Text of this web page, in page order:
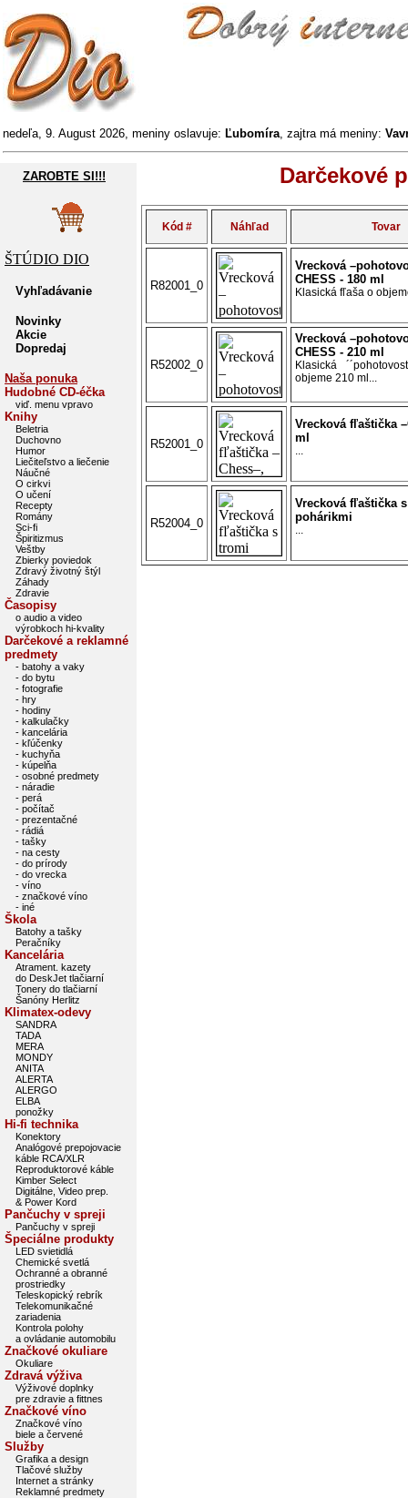
nedeľa, 9. August 2026, meniny oslavuje: Ľubomíra, zajtra má meniny:
ZAROBTE SI!!!
ŠTÚDIO DIO
Vyhľadávanie
Novinky
Akcie
Dopredaj
Naša ponuka
Hudobné CD-éčka
viď. menu vpravo
Knihy
Beletria
Duchovno
Humor
Liečiteľstvo a liečenie
Náučné
O cirkvi
O učení
Recepty
Romány
Sci-fi
Špiritizmus
Veštby
Zbierky poviedok
Zdravý životný štýl
Záhady
Zdravie
Časopisy
o audio a video
výrobkoch hi-kvality
Darčekové a reklamné
predmety
- batohy a vaky
- do bytu
- fotografie
- hry
- hodiny
- kalkulačky
- kancelária
- kľúčenky
- kuchyňa
- kúpelňa
- osobné predmety
- náradie
- perá
- počítač
- prezentačné
- rádiá
- tašky
- na cesty
- do prírody
- do vrecka
- víno
- značkové víno
- iné
Škola
Batohy a tašky
Peračníky
Kancelária
Atrament. kazety
do DeskJet tlačiarní
Tonery do tlačiarní
Šanóny Herlitz
Klimatex-odevy
SANDRA
TADA
MERA
MONDY
ANITA
ALERTA
ALERGO
ELBA
ponožky
Hi-fi technika
Konektory
Analógové prepojovacie
káble RCA/XLR
Reproduktorové káble
Kimber Select
Digitálne, Video prep.
& Power Kord
Pančuchy v spreji
Pančuchy v spreji
Špeciálne produkty
LED svietidlá
Chemické svetlá
Ochranné a obranné
prostriedky
Teleskopický rebrík
Telekomunikačné
zariadenia
Kontrola polohy
a ovládanie automobilu
Značkové okuliare
Okuliare
Zdravá výživa
Výživové doplnky
pre zdravie a fittnes
Značkové víno
Značkové víno
biele a červené
Služby
Grafika a design
Tlačové služby
Internet a stránky
Reklamné predmety
Darčekové
Kód # Náhľad Tovar
R82001_0
Vrecková
CHESS - 180 ml
Klasická fľaša o
R52002_0
Vrecková
CHESS - 210 ml
Klasická
objeme 210 ml...
R52001_0
Vrecková fľaštička
ml
...
R52004_0
Vrecková fľaštička
pohárikmi
...